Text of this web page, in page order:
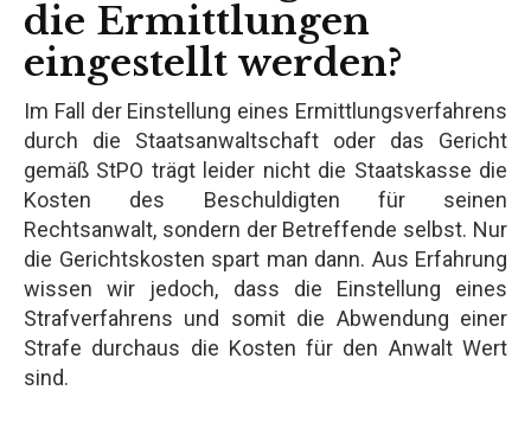
die Ermittlungen
eingestellt werden?
Im Fall der Einstellung eines Ermittlungsverfahrens
durch die Staatsanwaltschaft oder das Gericht
gemäß StPO trägt leider nicht die Staatskasse die
Kosten des Beschuldigten für seinen
Rechtsanwalt, sondern der Betreffende selbst. Nur
die Gerichtskosten spart man dann. Aus Erfahrung
wissen wir jedoch, dass die Einstellung eines
Strafverfahrens und somit die Abwendung einer
Strafe durchaus die Kosten für den Anwalt Wert
sind.